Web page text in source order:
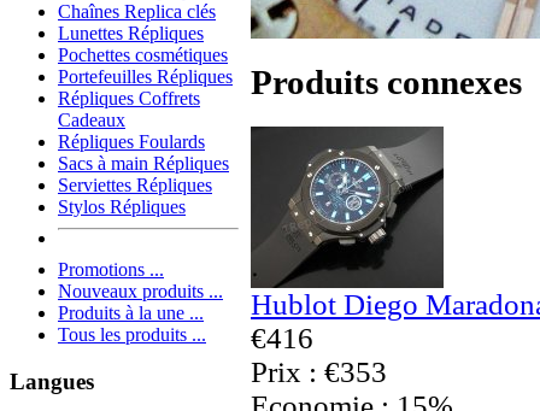
Chaînes Replica clés
Lunettes Répliques
Pochettes cosmétiques
Portefeuilles Répliques
Répliques Coffrets
Cadeaux
Répliques Foulards
Sacs à main Répliques
Serviettes Répliques
Stylos Répliques
Promotions ...
Nouveaux produits ...
Produits à la une ...
Tous les produits ...
Langues
Produits connexes
Hublot Diego
€416
Prix : €353